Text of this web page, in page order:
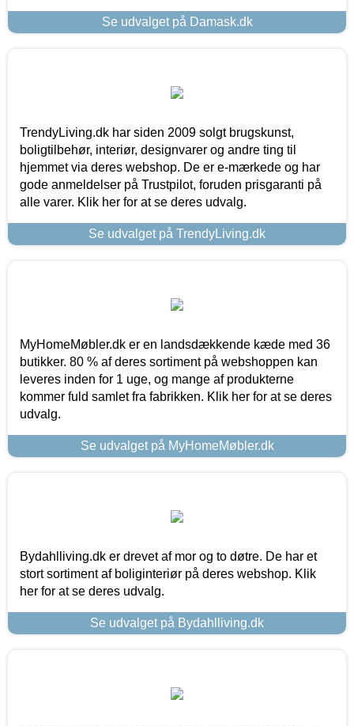
Se udvalget på Damask.dk
TrendyLiving.dk har siden 2009 solgt brugskunst,
boligtilbehør, interiør, designvarer og andre ting til
hjemmet via deres webshop. De er e-mærkede og har
gode anmeldelser på Trustpilot, foruden prisgaranti på
alle varer. Klik her for at se deres udvalg.
Se udvalget på TrendyLiving.dk
MyHomeMøbler.dk er en landsdækkende kæde med 36
butikker. 80 % af deres sortiment på webshoppen kan
leveres inden for 1 uge, og mange af produkterne
kommer fuld samlet fra fabrikken. Klik her for at se deres
udvalg.
Se udvalget på MyHomeMøbler.dk
Bydahlliving.dk er drevet af mor og to døtre. De har et
stort sortiment af boliginteriør på deres webshop. Klik
her for at se deres udvalg.
Se udvalget på Bydahlliving.dk